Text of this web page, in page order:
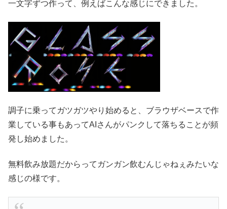
一文字ずつ作って、例えばこんな感じにできました。
調子に乗ってガツガツやり始めると、ブラウザベースで作
業している事もあってAIさんがパンクして落ちることが頻
発し始めました。
無料飲み放題だからってガンガン飲むんじゃねぇみたいな
感じの様です。